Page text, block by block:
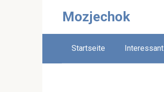
Mozjechok
Startseite Interessant